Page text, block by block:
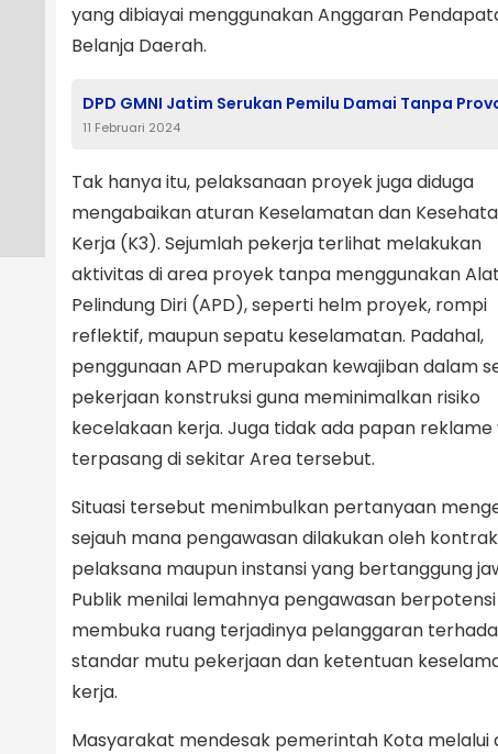
yang dibiayai menggunakan Anggaran
Belanja Daerah.
DPD GMNI Jatim Serukan Pemilu Damai Tanpa
11 Februari 2024
Tak hanya itu, pelaksanaan proyek juga diduga
mengabaikan aturan Keselamatan dan
Kerja (K3). Sejumlah pekerja terlihat melakukan
aktivitas di area proyek tanpa menggunakan Alat
Pelindung Diri (APD), seperti helm proyek, rompi
reflektif, maupun sepatu keselamatan. Padahal,
penggunaan APD merupakan kewajiban dalam
pekerjaan konstruksi guna meminimalkan risiko
kecelakaan kerja. Juga tidak ada papan reklame
terpasang di sekitar Area tersebut.
Situasi tersebut menimbulkan pertanyaan
sejauh mana pengawasan dilakukan oleh
pelaksana maupun instansi yang bertanggung
Publik menilai lemahnya pengawasan berpotensi
membuka ruang terjadinya pelanggaran
standar mutu pekerjaan dan ketentuan
kerja.
Masyarakat mendesak pemerintah Kota melalui